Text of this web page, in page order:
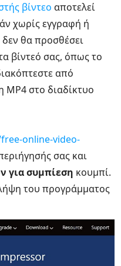
βίντεο αποτελεί
χωρίς εγγραφή ή
θα προσθέσει
βίντεό σας, όπως το
από
MP4 στο διαδίκτυο
online-video-
σας και
για συμπίεση κουμπί.
του προγράμματος